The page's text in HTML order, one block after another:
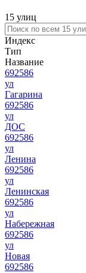
15 улиц
Индекс
Тип
Название
692586
ул
Гагарина
692586
ул
ДОС
692586
ул
Ленина
692586
ул
Ленинская
692586
ул
Набережная
692586
ул
Новая
692586